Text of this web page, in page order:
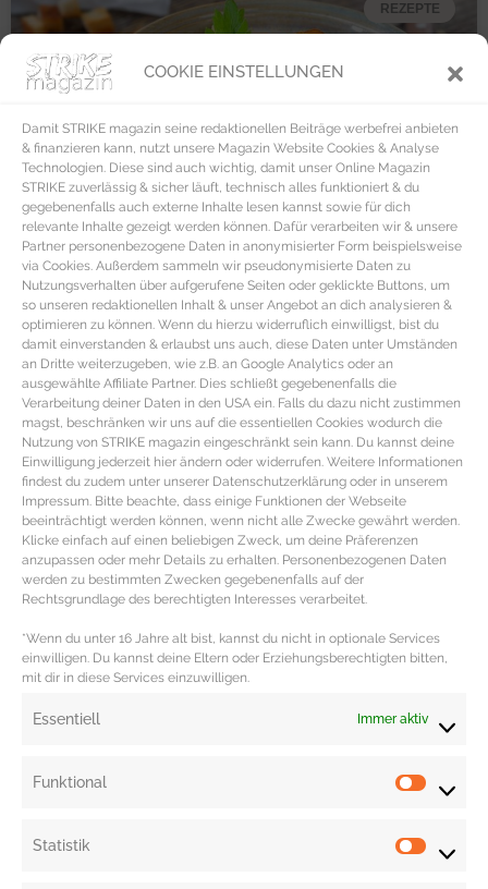
COOKIE EINSTELLUNGEN
Damit STRIKE magazin seine redaktionellen Beiträge werbefrei anbieten
& finanzieren kann, nutzt unsere Magazin Website Cookies & Analyse
Technologien. Diese sind auch wichtig, damit unser Online Magazin
STRIKE zuverlässig & sicher läuft, technisch alles funktioniert & du
gegebenenfalls auch externe Inhalte lesen kannst sowie für dich
relevante Inhalte gezeigt werden können. Dafür verarbeiten wir & unsere
Partner personenbezogene Daten in anonymisierter Form beispielsweise
via Cookies. Außerdem sammeln wir pseudonymisierte Daten zu
Nutzungsverhalten über aufgerufene Seiten oder geklickte Buttons, um
so unseren redaktionellen Inhalt & unser Angebot an dich analysieren &
optimieren zu können. Wenn du hierzu widerruflich einwilligst, bist du
damit einverstanden & erlaubst uns auch, diese Daten unter Umständen
an Dritte weiterzugeben, wie z.B. an Google Analytics oder an
ausgewählte Affiliate Partner. Dies schließt gegebenenfalls die
Verarbeitung deiner Daten in den USA ein. Falls du dazu nicht zustimmen
magst, beschränken wir uns auf die essentiellen Cookies wodurch die
Nutzung von STRIKE magazin eingeschränkt sein kann. Du kannst deine
Einwilligung jederzeit hier ändern oder widerrufen. Weitere Informationen
findest du zudem unter unserer Datenschutzerklärung oder in unserem
Impressum. Bitte beachte, dass einige Funktionen der Webseite
beeinträchtigt werden können, wenn nicht alle Zwecke gewährt werden.
Klicke einfach auf einen beliebigen Zweck, um deine Präferenzen
anzupassen oder mehr Details zu erhalten. Personenbezogenen Daten
werden zu bestimmten Zwecken gegebenenfalls auf der
Rechtsgrundlage des berechtigten Interesses verarbeitet.
*Wenn du unter 16 Jahre alt bist, kannst du nicht in optionale Services
einwilligen. Du kannst deine Eltern oder Erziehungsberechtigten bitten,
mit dir in diese Services einzuwilligen.
Essentiell Immer aktiv
Funktional
Statistik
REZEPTE
REZEPT – Klassische Pilzsuppe
vegan mit Pfifferlingen
die klassische PilzSuppe als vegane Variante 200 g
Pfifferlinge 1 Schalotte 1 Knoblauchzehe
MEHR DAZU »